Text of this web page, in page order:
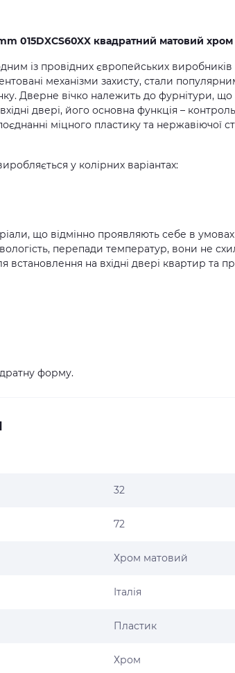
015DXCS60XX квадратний матовий хром
із провідних європейських
механізми захисту, стали
Дверне вічко належить до фурнітури, що
двері, його основна функція –
міцного пластику та нержавіючої
у колірних варіантах:
що відмінно проявляють себе в
перепади температур, вони не
встановлення на вхідні двері квартир та
форму.
32
72
Хром матовий
Італія
Пластик
Хром